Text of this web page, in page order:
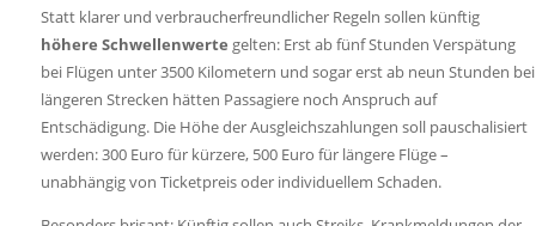
Statt klarer und verbraucherfreundlicher Regeln sollen künftig
höhere Schwellenwerte gelten: Erst ab fünf Stunden Verspätung
bei Flügen unter 3500 Kilometern und sogar erst ab neun Stunden bei
längeren Strecken hätten Passagiere noch Anspruch auf
Entschädigung. Die Höhe der Ausgleichszahlungen soll pauschalisiert
werden: 300 Euro für kürzere, 500 Euro für längere Flüge –
unabhängig von Ticketpreis oder individuellem Schaden.